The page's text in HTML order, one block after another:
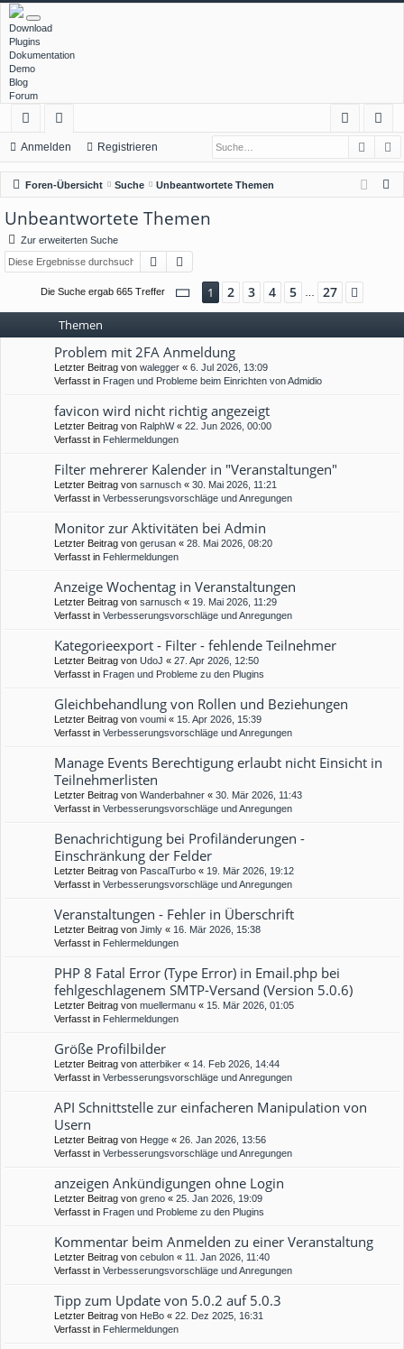
Download
Plugins
Dokumentation
Demo
Blog
Forum
ch
ne
llz
ug
rif
or
en
m
el
ist
rie
Anmelden Registrieren
Foren-Übersicht Suche Unbeantwortete Themen
Unbeantwortete Themen
Zur erweiterten Suche
Suche
Die Suche ergab 665 Treffer Seite 1 von 27
1 2 3 4 5 27
Themen
Problem mit 2FA Anmeldung
Letzter Beitrag von walegger « 6. Jul 2026, 13:09
Verfasst in Fragen und Probleme beim Einrichten von Admidio
favicon wird nicht richtig angezeigt
Letzter Beitrag von RalphW« 22. Jun 2026, 00:00
Verfasst in Fehlermeldungen
Filter mehrerer Kalender in "Veranstaltungen"
Letzter Beitrag von sarnusch « 30. Mai 2026, 11:21
Verfasst in Verbesserungsvorschläge und Anregungen
Monitor zur Aktivitäten bei Admin
Letzter Beitrag von gerusan « 28. Mai 2026, 08:20
Verfasst in Fehlermeldungen
Anzeige Wochentag in Veranstaltungen
Letzter Beitrag von sarnusch « 19. Mai 2026, 11:29
Verfasst in Verbesserungsvorschläge und Anregungen
Kategorieexport - Filter - fehlende Teilnehmer
Letzter Beitrag von UdoJ « 27. Apr 2026, 12:50
Verfasst in Fragen und Probleme zu den Plugins
Gleichbehandlung von Rollen und Beziehungen
Letzter Beitrag von voumi « 15. Apr 2026, 15:39
Verfasst in Verbesserungsvorschläge und Anregungen
Manage Events Berechtigung erlaubt nicht Einsicht in
Teilnehmerlisten
Letzter Beitrag von Wanderbahner « 30. Mär 2026, 11:43
Verfasst in Verbesserungsvorschläge und Anregungen
Benachrichtigung bei Profiländerungen -
Einschränkung der Felder
Letzter Beitrag von PascalTurbo « 19. Mär 2026, 19:12
Verfasst in Verbesserungsvorschläge und Anregungen
Veranstaltungen - Fehler in Überschrift
Letzter Beitrag von Jimly « 16. Mär 2026, 15:38
Verfasst in Fehlermeldungen
PHP 8 Fatal Error (Type Error) in Email.php bei
fehlgeschlagenem SMTP-Versand (Version 5.0.6)
Letzter Beitrag von muellermanu « 15. Mär 2026, 01:05
Verfasst in Fehlermeldungen
Größe Profilbilder
Letzter Beitrag von atterbiker « 14. Feb 2026, 14:44
Verfasst in Verbesserungsvorschläge und Anregungen
API Schnittstelle zur einfacheren Manipulation von
Usern
Letzter Beitrag von Hegge « 26. Jan 2026, 13:56
Verfasst in Verbesserungsvorschläge und Anregungen
anzeigen Ankündigungen ohne Login
Letzter Beitrag von greno « 25. Jan 2026, 19:09
Verfasst in Fragen und Probleme zu den Plugins
Kommentar beim Anmelden zu einer Veranstaltung
Letzter Beitrag von cebulon « 11. Jan 2026, 11:40
Verfasst in Verbesserungsvorschläge und Anregungen
Tipp zum Update von 5.0.2 auf 5.0.3
Letzter Beitrag von HeBo « 22. Dez 2025, 16:31
Verfasst in Fehlermeldungen